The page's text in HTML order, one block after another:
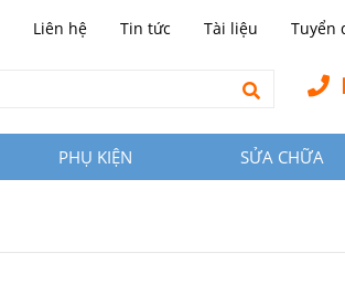
Liên hệ Tin tức Tài liệu Tuyển
PHỤ KIỆN SỬA CHỮA